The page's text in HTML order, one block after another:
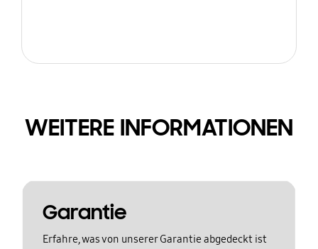
WEITERE INFORMATIONEN
Garantie
Erfahre, was von unserer Garantie abgedeckt ist